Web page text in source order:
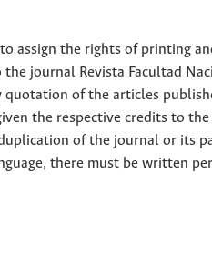
assign the rights of printing
journal Revista Facultad
quotation of the articles
the respective credits to
of the journal or its
there must be written